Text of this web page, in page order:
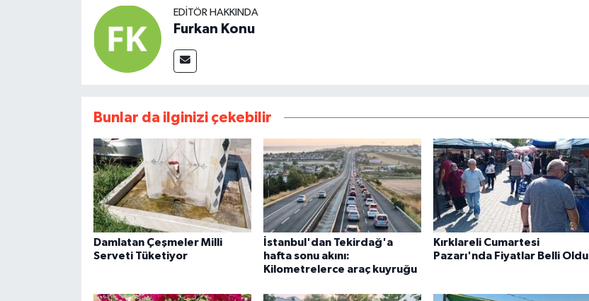
EDITÖR HAKKINDA
Furkan Konu
Bunlar da ilginizi çekebilir
Damlatan Çeşmeler Milli
Serveti Tüketiyor
İstanbul'dan Tekirdağ'a
hafta sonu akını:
Kilometrelerce araç kuyruğu
Kırklareli Cumartesi
Pazarı'nda Fiyatlar Belli Oldu